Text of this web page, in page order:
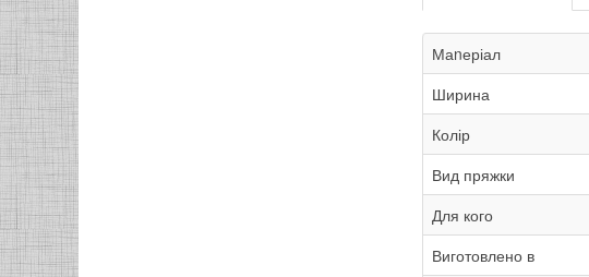
Маnеріал
Ширина
Колір
Вид пряжки
Для кого
Виготовлено в